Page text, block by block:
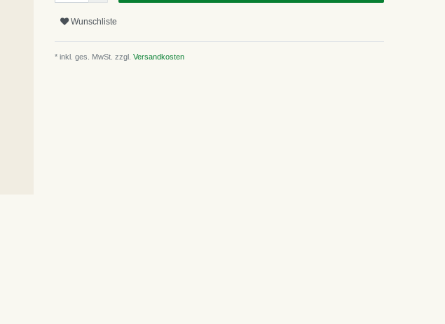
Wunschliste
* inkl. ges. MwSt. zzgl. Versandkosten